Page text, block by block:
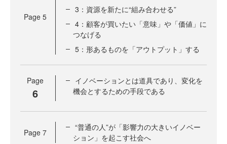
Page 5
3：資源を新たに“組み合わせる”
4：顧客が買いたい「意味」や「価値」に
つなげる
5：形あるものを「アウトプット」する
Page
6
イノベーションとは道具であり、変化を
機会とするための手段である
Page 7
“普通の人”が「影響力の大きいイノベー
ション」を起こす社会へ